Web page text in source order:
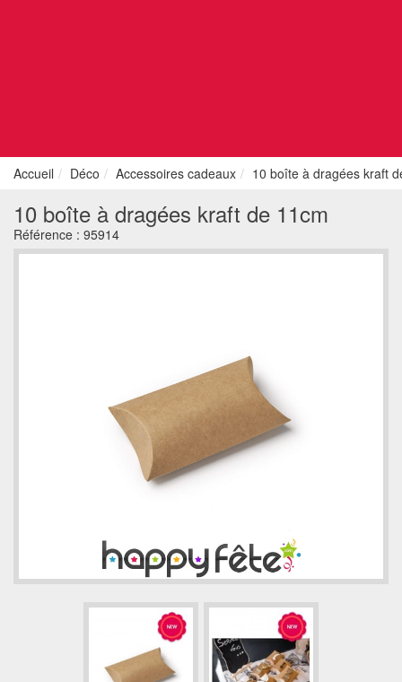
Accueil Déco Accessoires cadeaux 10 boîte à dragées kraft
10 boîte à dragées kraft de 11cm
Référence : 95914